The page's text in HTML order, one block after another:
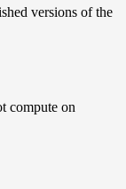
versions of the
compute on